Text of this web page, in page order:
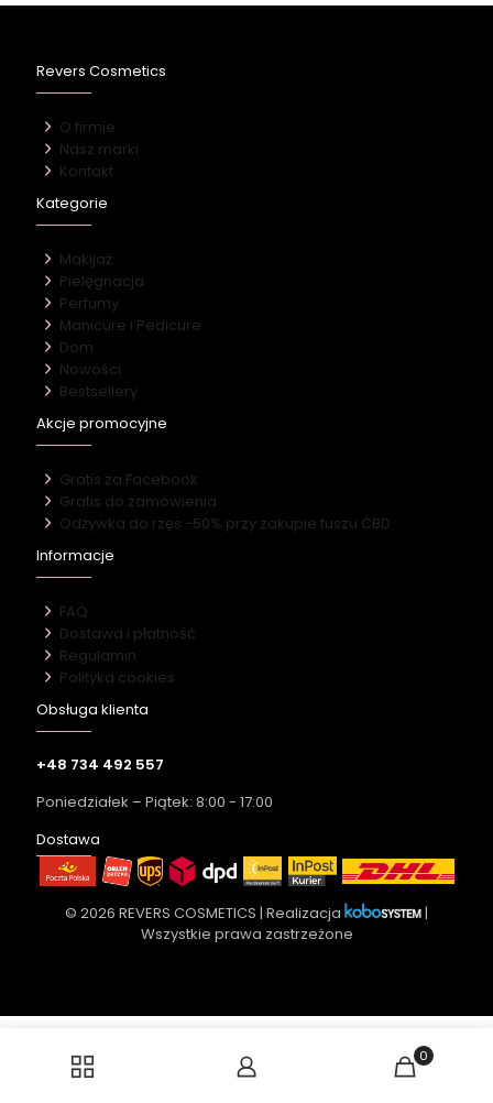
Revers Cosmetics
O firmie
Nasz marki
Kontakt
Kategorie
Makijaż
Pielęgnacja
Perfumy
Manicure i Pedicure
Dom
Nowości
Bestsellery
Akcje promocyjne
Gratis za Facebook
Gratis do zamówienia
Odżywka do rzęs -50% przy zakupie tuszu CBD
Informacje
FAQ
Dostawa i płatność
Regulamin
Polityka cookies
Obsługa klienta
+48 734 492 557
Poniedziałek – Piątek: 8:00 - 17:00
Dostawa
© 2026 REVERS COSMETICS | Realizacja
|
Wszystkie prawa zastrzeżone
0